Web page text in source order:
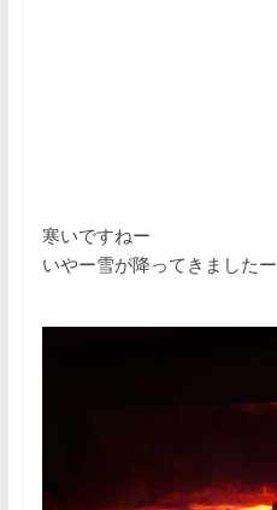
寒いですねー
いやー雪が降ってきましたー